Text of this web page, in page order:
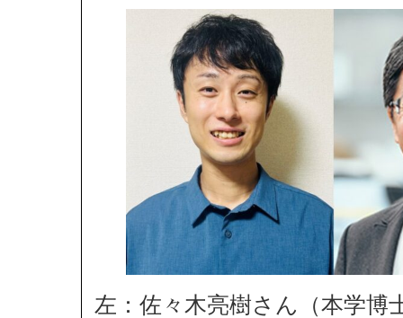
左：佐々木亮樹さん（本学博